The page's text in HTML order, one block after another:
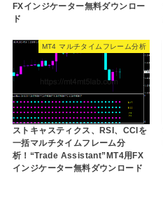
FXインジケーター無料ダウンロー
ド
MT4 マルチタイムフレーム分析
ストキャスティクス、RSI、CCIを
一括マルチタイムフレーム分
析！“Trade Assistant”MT4用FX
インジケーター無料ダウンロード